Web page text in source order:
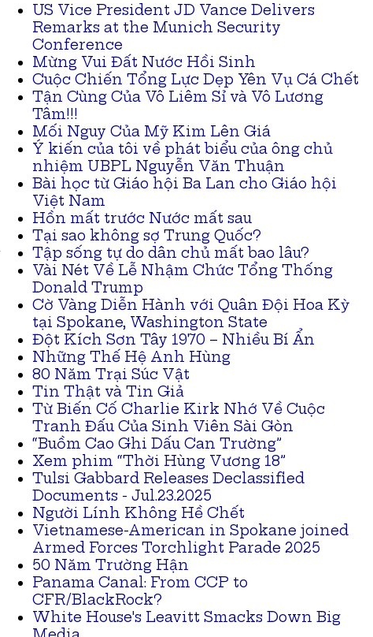
US Vice President JD Vance Delivers
Remarks at the Munich Security
Conference
Mừng Vui Đất Nước Hồi Sinh
Cuộc Chiến Tổng Lực Dẹp Yên Vụ Cá Chết
Tận Cùng Của Vô Liêm Sỉ và Vô Lương
Tâm!!!
Mối Nguy Của Mỹ Kim Lên Giá
Ý kiến của tôi về phát biểu của ông chủ
nhiệm UBPL Nguyễn Văn Thuận
Bài học từ Giáo hội Ba Lan cho Giáo hội
Việt Nam
Hồn mất trước Nước mất sau
Tại sao không sợ Trung Quốc?
Tập sống tự do dân chủ mất bao lâu?
Vài Nét Về Lễ Nhậm Chức Tổng Thống
Donald Trump
Cờ Vàng Diễn Hành với Quân Đội Hoa Kỳ
tại Spokane, Washington State
Đột Kích Sơn Tây 1970 – Nhiều Bí Ẩn
Những Thế Hệ Anh Hùng
80 Năm Trại Súc Vật
Tin Thật và Tin Giả
Từ Biến Cố Charlie Kirk Nhớ Về Cuộc
Tranh Đấu Của Sinh Viên Sài Gòn
“Buồm Cao Ghi Dấu Can Trường”
Xem phim “Thời Hùng Vương 18”
Tulsi Gabbard Releases Declassified
Documents - Jul.23.2025
Người Lính Không Hề Chết
Vietnamese-American in Spokane joined
Armed Forces Torchlight Parade 2025
50 Năm Trường Hận
Panama Canal: From CCP to
CFR/BlackRock?
White House's Leavitt Smacks Down Big